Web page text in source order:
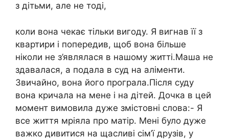
з дітьми, але не тоді,
коли вона чекає тільки вигоду. Я вигнав її з
квартири і попередив, щоб вона більше
ніколи не з’являлася в нашому житті.Маша не
здавалася, а подала в суд на аліменти.
Звичайно, вона його програла.Після суду
вона кричала на мене і на дітей. Дочка в цей
момент вимовила дуже змістовні слова:- Я
все життя мріяла про матір. Мені було дуже
важко дивитися на щасливі сім’ї друзів, у